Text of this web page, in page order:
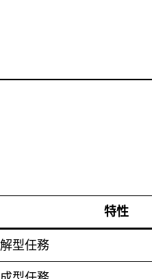
特性
型任務